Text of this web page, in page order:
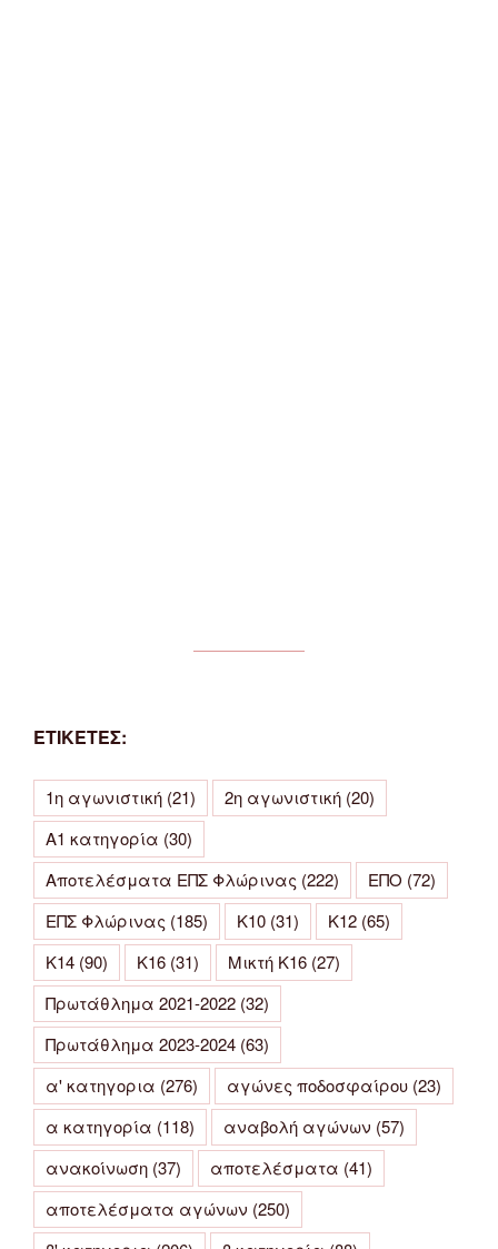
ΕΤΙΚΕΤΕΣ:
1η αγωνιστική (21) 2η αγωνιστική (20)
Α1 κατηγορία (30)
Αποτελέσματα ΕΠΣ Φλώρινας (222) ΕΠΟ (72)
ΕΠΣ Φλώρινας (185) Κ10 (31) Κ12 (65)
Κ14 (90) Κ16 (31) Μικτή Κ16 (27)
Πρωτάθλημα 2021-2022 (32)
Πρωτάθλημα 2023-2024 (63)
α' κατηγορια (276) αγώνες ποδοσφαίρου (23)
α κατηγορία (118) αναβολή αγώνων (57)
ανακοίνωση (37) αποτελέσματα (41)
αποτελέσματα αγώνων (250)